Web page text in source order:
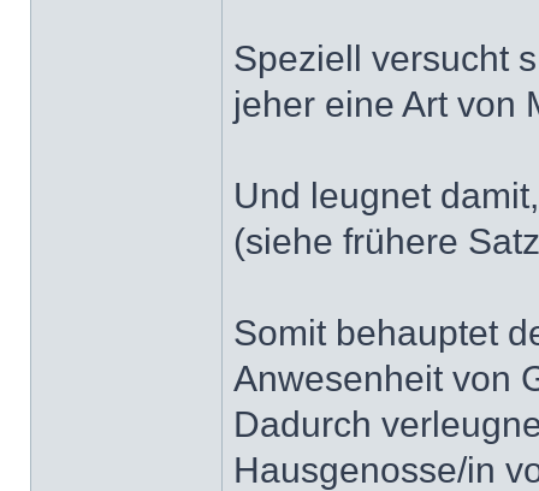
Speziell versucht
jeher eine Art von
Und leugnet
(siehe frühere
Somit behauptet
Anwesenheit von
Dadurch
Hausgenosse/in